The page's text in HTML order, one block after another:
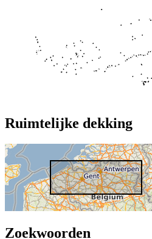
Ruimtelijke dekking
Zoekwoorden